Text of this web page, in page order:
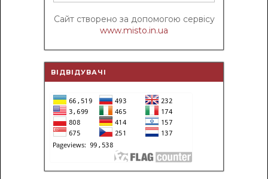
Сайт створено за допомогою сервісу
www.misto.in.ua
ВІДВІДУВАЧІ